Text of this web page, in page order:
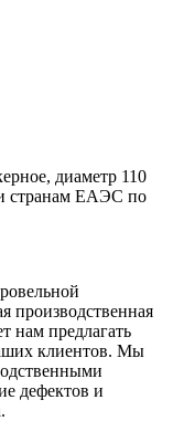
диаметр 110
странам ЕАЭС по
производственная
нам предлагать
клиентов. Мы
дефектов и